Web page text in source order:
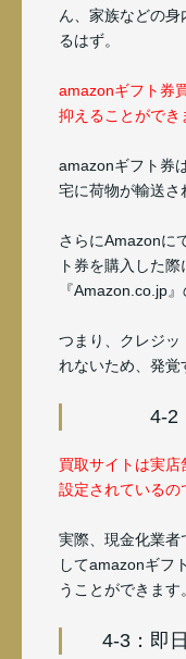
ん、家族などの
るはず。
amazonギフト券
抑えることができ
amazonギフト券
宅に荷物が輸送さ
さらにAmazonに
ト券を購入した
『Amazon.co.jp』
つまり、クレジッ
れないため、発覚
4-2
買取サイトは実店
設定されているの
実際、現金化業
してamazonギフ
うことができます。
4-3：即